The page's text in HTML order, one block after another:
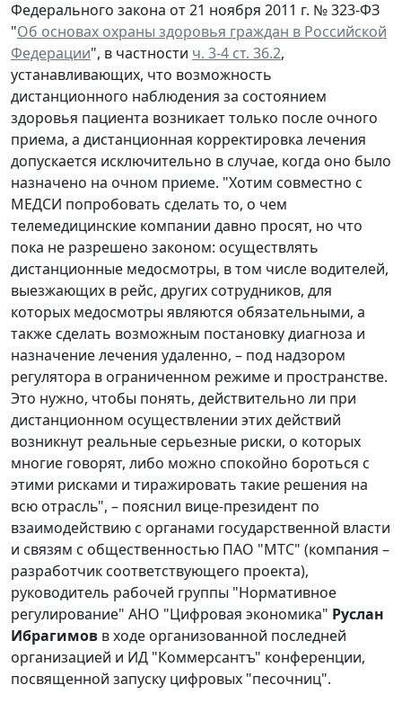
Федерального закона от 21 ноября 2011 г. № 323-ФЗ
"Об основах охраны здоровья граждан в Российской
Федерации", в частности ч. 3-4 ст. 36.2,
устанавливающих, что возможность
дистанционного наблюдения за состоянием
здоровья пациента возникает только после очного
приема, а дистанционная корректировка лечения
допускается исключительно в случае, когда оно было
назначено на очном приеме. "Хотим совместно с
МЕДСИ попробовать сделать то, о чем
телемедицинские компании давно просят, но что
пока не разрешено законом: осуществлять
дистанционные медосмотры, в том числе водителей,
выезжающих в рейс, других сотрудников, для
которых медосмотры являются обязательными, а
также сделать возможным постановку диагноза и
назначение лечения удаленно, – под надзором
регулятора в ограниченном режиме и пространстве.
Это нужно, чтобы понять, действительно ли при
дистанционном осуществлении этих действий
возникнут реальные серьезные риски, о которых
многие говорят, либо можно спокойно бороться с
этими рисками и тиражировать такие решения на
всю отрасль", – пояснил вице-президент по
взаимодействию с органами государственной власти
и связям с общественностью ПАО "МТС" (компания –
разработчик соответствующего проекта),
руководитель рабочей группы "Нормативное
регулирование" АНО "Цифровая экономика" Руслан
Ибрагимов в ходе организованной последней
организацией и ИД "Коммерсантъ" конференции,
посвященной запуску цифровых "песочниц".